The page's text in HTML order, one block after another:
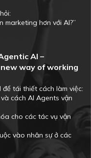
marketing hơn với AI?”
AI –
way of working
tái thiết cách làm việc:
cách AI Agents vận
cho các tác vụ vận
vào nhân sự ở các